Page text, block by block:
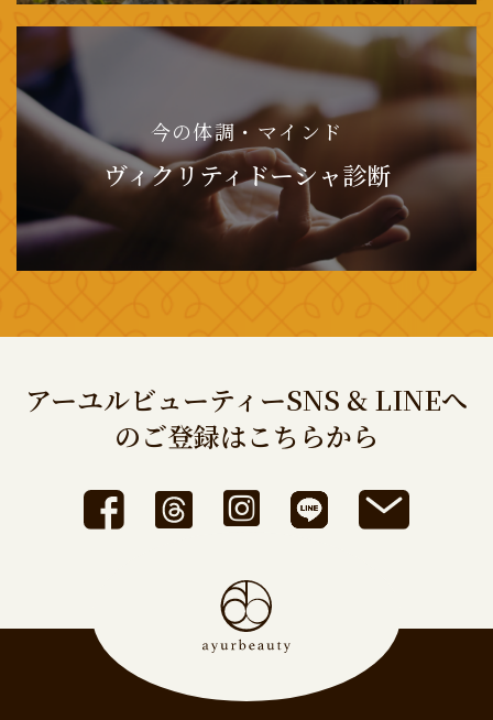
今の体調・マインド
ヴィクリティドーシャ診断
アーユルビューティーSNS & LINEへ
のご登録はこちらから